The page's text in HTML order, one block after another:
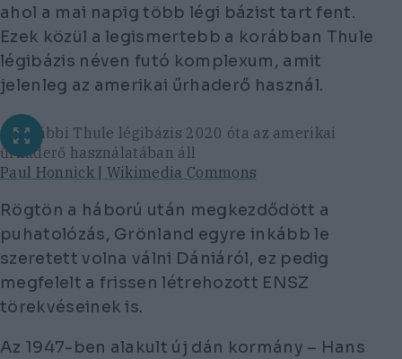
ahol a mai napig több légi bázist tart fent.
Ezek közül a legismertebb a korábban Thule
légibázis néven futó komplexum, amit
jelenleg az amerikai űrhaderő használ.
A korábbi Thule légibázis 2020 óta az amerikai
űrhaderő használatában áll
Paul Honnick | Wikimedia Commons
Rögtön a háború után megkezdődött a
puhatolózás, Grönland egyre inkább le
szeretett volna válni Dániáról, ez pedig
megfelelt a frissen létrehozott ENSZ
törekvéseinek is.
Az 1947-ben alakult új dán kormány – Hans